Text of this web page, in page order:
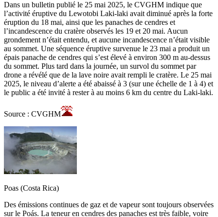
Dans un bulletin publié le 25 mai 2025, le CVGHM indique que
l’activité éruptive du Lewotobi Laki-laki avait diminué après la forte
éruption du 18 mai, ainsi que les panaches de cendres et
l’incandescence du cratère observés les 19 et 20 mai. Aucun
grondement n’était entendu, et aucune incandescence n’était visible
au sommet. Une séquence éruptive survenue le 23 mai a produit un
épais panache de cendres qui s’est élevé à environ 300 m au-dessus
du sommet. Plus tard dans la journée, un survol du sommet par
drone a révélé que de la lave noire avait rempli le cratère. Le 25 mai
2025, le niveau d’alerte a été abaissé à 3 (sur une échelle de 1 à 4) et
le public a été invité à rester à au moins 6 km du centre du Laki-laki.
Source : CVGHM
Poas (Costa Rica)
Des émissions continues de gaz et de vapeur sont toujours observées
sur le Poás. La teneur en cendres des panaches est très faible, voire